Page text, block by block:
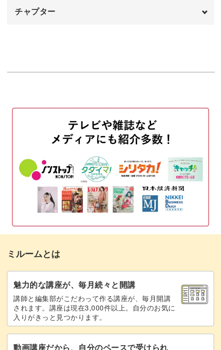
完成♪ 24:46
チャプター
画像データとベクターデータの違い
素材を準備する
Illustratorでデータを読み込む 12:33
ラフにベクターデータ化する
きれいにベクターデータ化する
データの保存方法 27:02
おわりに
ミルームとは
魅力的な講座が、毎月続々と開講
講師と編集部がこだわって作る講座が、毎月開講
されます。講座は現在3,000件以上。自分のお気に
入りがきっと見つかります。
動画講座だから、自分のペースで受けられ